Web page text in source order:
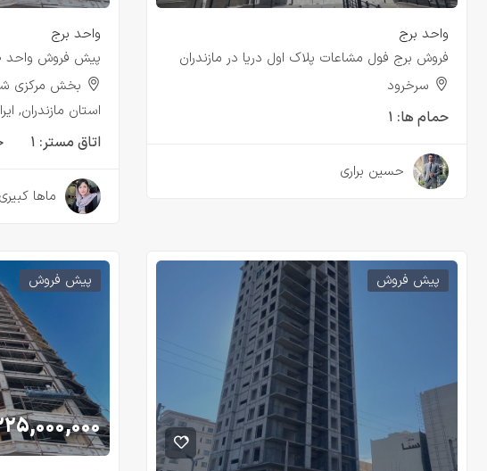
واحد برج
فروش برج فول مشاعات پلاک اول دریا در مازندران
سرخرود
حمام ها: ۱
حسین براری
واحد برج
پیش فروش واحد ۱۴۰متری در شهر بابلسر
بخش مرکزی
استان مازندران,
اتاق مستر: ۱
ماها کبیری
پیش فروش پیش فروش